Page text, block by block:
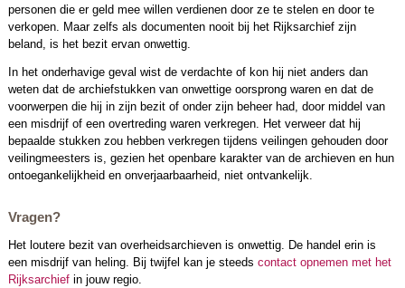
personen die er geld mee willen verdienen door ze te stelen en door te
verkopen. Maar zelfs als documenten nooit bij het Rijksarchief zijn
beland, is het bezit ervan onwettig.
In het onderhavige geval wist de verdachte of kon hij niet anders dan
weten dat de archiefstukken van onwettige oorsprong waren en dat de
voorwerpen die hij in zijn bezit of onder zijn beheer had, door middel van
een misdrijf of een overtreding waren verkregen. Het verweer dat hij
bepaalde stukken zou hebben verkregen tijdens veilingen gehouden door
veilingmeesters is, gezien het openbare karakter van de archieven en hun
ontoegankelijkheid en onverjaarbaarheid, niet ontvankelijk.
Vragen?
Het loutere bezit van overheidsarchieven is onwettig. De handel erin is
een misdrijf van heling. Bij twijfel kan je steeds contact opnemen met het
Rijksarchiefin jouw regio.